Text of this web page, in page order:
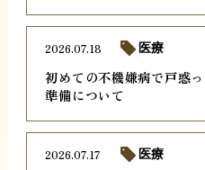
初めての不機嫌病で戸惑
準備について
2026.07.18 医療
2026.07.17 医療